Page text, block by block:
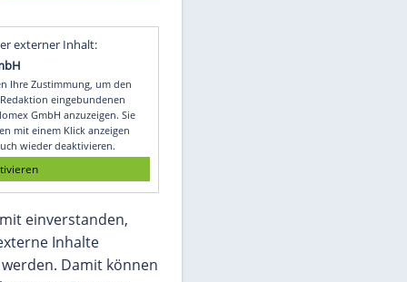
Video
Empfohlener externer Inhalt:
Glomex GmbH
können diesen mit einem Klick anzeigen
lassen und auch wieder deaktivieren.
jetzt aktivieren